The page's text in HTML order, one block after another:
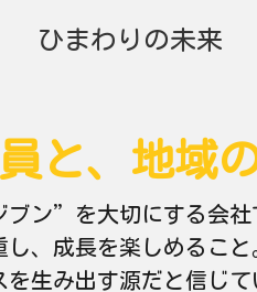
ひまわりの未来
と、地域
ン”を大切にする会社
、成長を楽しめるこ
を生み出す源だと信じて